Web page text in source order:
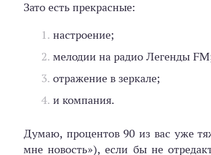
Зато есть прекрасные:
настроение;
мелодии на радио Легенды
отражение в зеркале;
и компания.
Думаю, процентов 90 из вас уже
мне новость»), если бы не